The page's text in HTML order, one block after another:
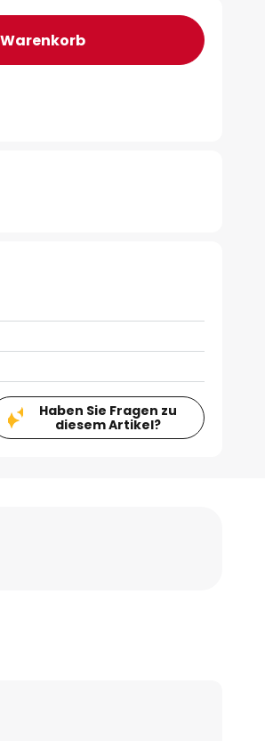
Haben Sie Fragen zu
diesem Artikel?